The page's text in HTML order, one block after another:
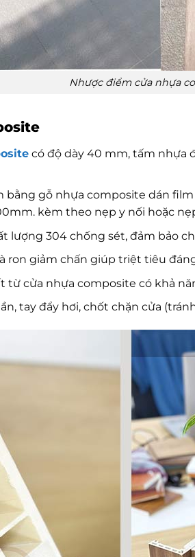
Nhược điểm cửa nhựa
có độ dày 40 mm, tấm nhựa
gỗ nhựa composite dán film
kèm theo nẹp y nối hoặc
lượng 304 chống sét, đảm bảo
ron giảm chấn giúp triệt tiêu
từ cửa nhựa composite có khả
tay đẩy hơi, chốt chặn cửa